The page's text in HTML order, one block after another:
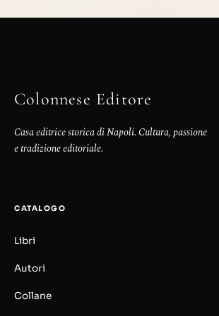
Colonnese Editore
Casa editrice storica di Napoli. Cultura, passione
e tradizione editoriale.
CATALOGO
Libri
Autori
Collane